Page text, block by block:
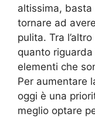
altissima,
tornare ad
pulita. Tra
quanto
elementi che
Per aumentare
oggi è una
meglio optare